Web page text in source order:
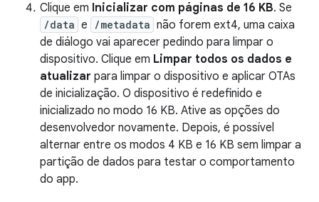
Clique em Inicializar com páginas de 16 KB. Se
/data e /metadata não forem ext4, uma caixa
de diálogo vai aparecer pedindo para limpar o
dispositivo. Clique em Limpar todos os dados e
atualizar para limpar o dispositivo e aplicar OTAs
de inicialização. O dispositivo é redefinido e
inicializado no modo 16 KB. Ative as opções do
desenvolvedor novamente. Depois, é possível
alternar entre os modos 4 KB e 16 KB sem limpar a
partição de dados para testar o comportamento
do app.